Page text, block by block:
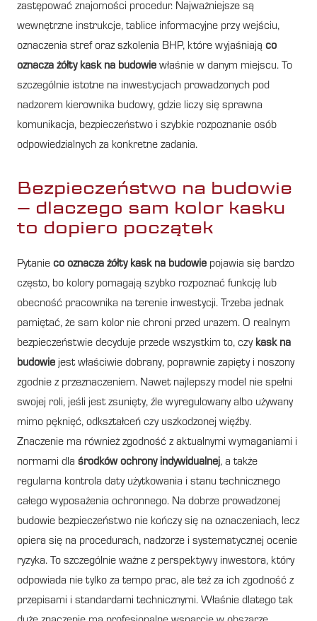
zastępować znajomości procedur. Najważniejsze są
wewnętrzne instrukcje, tablice informacyjne przy wejściu,
oznaczenia stref oraz szkolenia BHP, które wyjaśniają co
oznacza żółty kask na budowie właśnie w danym miejscu. To
szczególnie istotne na inwestycjach prowadzonych pod
nadzorem kierownika budowy, gdzie liczy się sprawna
komunikacja, bezpieczeństwo i szybkie rozpoznanie osób
odpowiedzialnych za konkretne zadania.
Bezpieczeństwo na budowie
– dlaczego sam kolor kasku
to dopiero początek
Pytanie co oznacza żółty kask na budowie pojawia się bardzo
często, bo kolory pomagają szybko rozpoznać funkcję lub
obecność pracownika na terenie inwestycji. Trzeba jednak
pamiętać, że sam kolor nie chroni przed urazem. O realnym
bezpieczeństwie decyduje przede wszystkim to, czy kask na
budowie jest właściwie dobrany, poprawnie zapięty i noszony
zgodnie z przeznaczeniem. Nawet najlepszy model nie spełni
swojej roli, jeśli jest zsunięty, źle wyregulowany albo używany
mimo pęknięć, odkształceń czy uszkodzonej więźby.
Znaczenie ma również zgodność z aktualnymi wymaganiami i
normami dla środków ochrony indywidualnej, a także
regularna kontrola daty użytkowania i stanu technicznego
całego wyposażenia ochronnego. Na dobrze prowadzonej
budowie bezpieczeństwo nie kończy się na oznaczeniach, lecz
opiera się na procedurach, nadzorze i systematycznej ocenie
ryzyka. To szczególnie ważne z perspektywy inwestora, który
odpowiada nie tylko za tempo prac, ale też za ich zgodność z
przepisami i standardami technicznymi. Właśnie dlatego tak